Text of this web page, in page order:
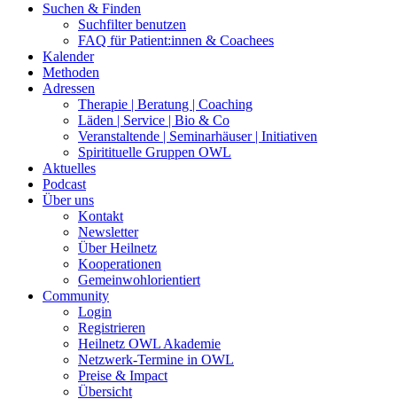
Suchen & Finden
Suchfilter benutzen
FAQ für Patient:innen & Coachees
Kalender
Methoden
Adressen
Therapie | Beratung | Coaching
Läden | Service | Bio & Co
Veranstaltende | Seminarhäuser | Initiativen
Spiritituelle Gruppen OWL
Aktuelles
Podcast
Über uns
Kontakt
Newsletter
Über Heilnetz
Kooperationen
Gemeinwohlorientiert
Community
Login
Registrieren
Heilnetz OWL Akademie
Netzwerk-Termine in OWL
Preise & Impact
Übersicht